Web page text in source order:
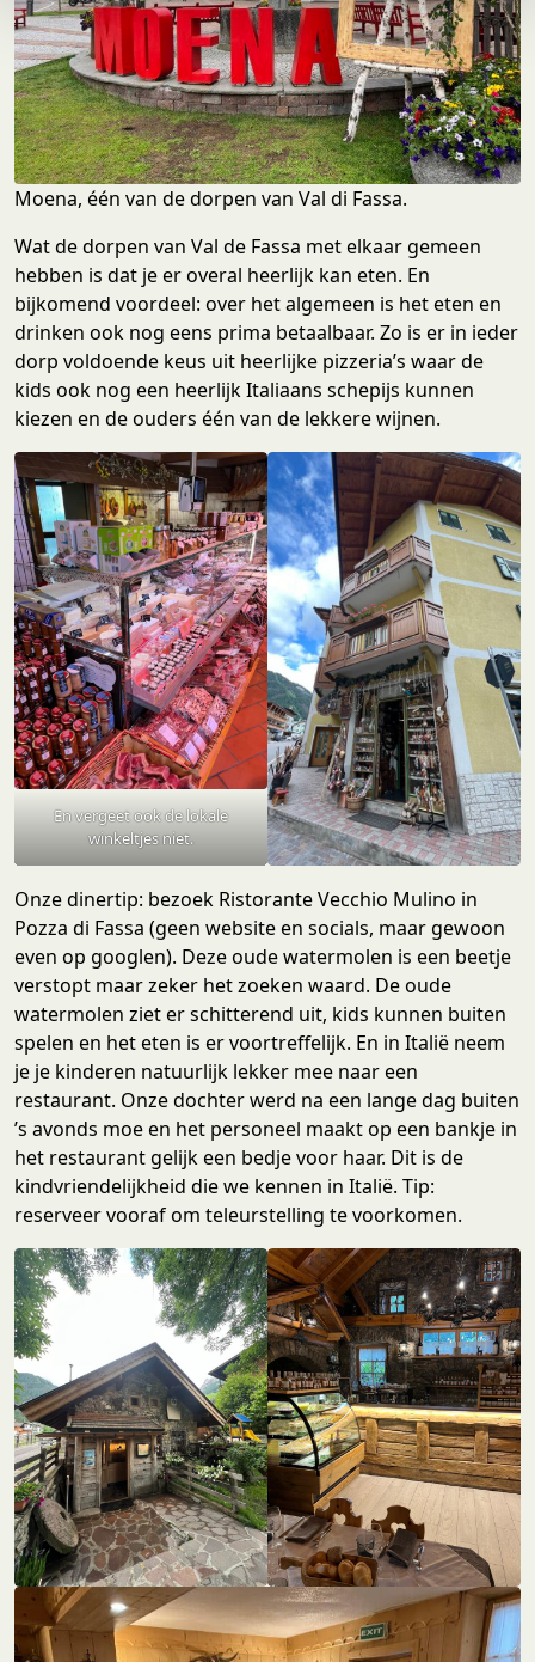
e
Moena, één van de dorpen van Val di Fassa.
Wat de dorpen van Val de Fassa met elkaar gemeen
hebben is dat je er overal heerlijk kan eten. En
bijkomend voordeel: over het algemeen is het eten en
drinken ook nog eens prima betaalbaar. Zo is er in ieder
dorp voldoende keus uit heerlijke pizzeria’s waar de
kids ook nog een heerlijk Italiaans schepijs kunnen
kiezen en de ouders één van de lekkere wijnen.
En vergeet ook de lokale
winkeltjes niet.
Onze dinertip: bezoek Ristorante Vecchio Mulino in
Pozza di Fassa (geen website en socials, maar gewoon
even op googlen). Deze oude watermolen is een beetje
verstopt maar zeker het zoeken waard. De oude
watermolen ziet er schitterend uit, kids kunnen buiten
spelen en het eten is er voortreffelijk. En in Italië neem
je je kinderen natuurlijk lekker mee naar een
restaurant. Onze dochter werd na een lange dag buiten
’s avonds moe en het personeel maakt op een bankje in
het restaurant gelijk een bedje voor haar. Dit is de
kindvriendelijkheid die we kennen in Italië. Tip:
reserveer vooraf om teleurstelling te voorkomen.